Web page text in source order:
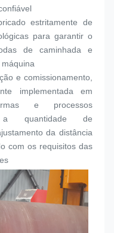
estritamente de
para garantir o
de caminhada e
e comissionamento,
implementada em
e processos
a quantidade de
da distância
com os requisitos das